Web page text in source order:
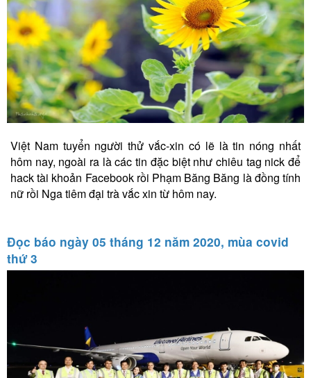
Việt Nam tuyển người thử vắc-xin có lẽ là tin nóng nhất
hôm nay, ngoài ra là các tin đặc biệt như chiêu tag nick để
hack tài khoản Facebook rồi Phạm Băng Băng là đồng tính
nữ rồi Nga tiêm đại trà vắc xin từ hôm nay.
Đọc báo ngày 05 tháng 12 năm 2020, mùa covid
thứ 3